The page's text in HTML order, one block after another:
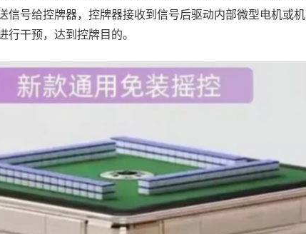
信号给控牌器，控牌器接收到信号后驱动内部微型电机或
干预，达到控牌目的。